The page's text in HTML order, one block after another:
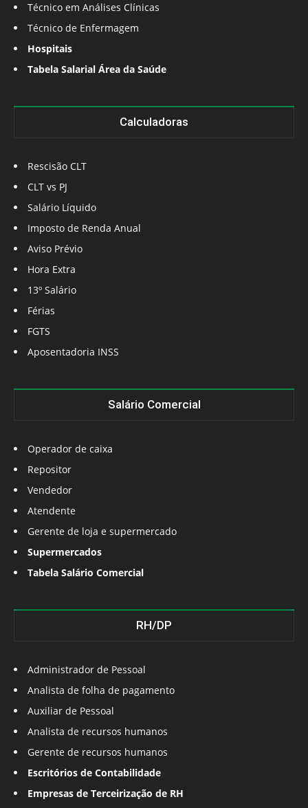
Técnico em Análises Clínicas
Técnico de Enfermagem
Hospitais
Tabela Salarial Área da Saúde
Calculadoras
Rescisão CLT
CLT vs PJ
Salário Líquido
Imposto de Renda Anual
Aviso Prévio
Hora Extra
13º Salário
Férias
FGTS
Aposentadoria INSS
Salário Comercial
Operador de caixa
Repositor
Vendedor
Atendente
Gerente de loja e supermercado
Supermercados
Tabela Salário Comercial
RH/DP
Administrador de Pessoal
Analista de folha de pagamento
Auxiliar de Pessoal
Analista de recursos humanos
Gerente de recursos humanos
Escritórios de Contabilidade
Empresas de Terceirização de RH